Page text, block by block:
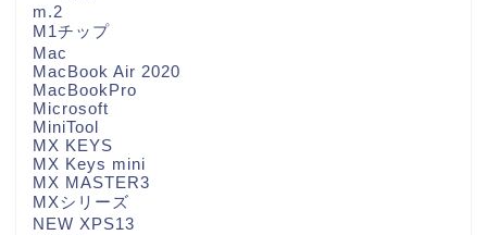
m.2
M1チップ
Mac
MacBook Air 2020
MacBookPro
Microsoft
MiniTool
MX KEYS
MX Keys mini
MX MASTER3
MXシリーズ
NEW XPS13